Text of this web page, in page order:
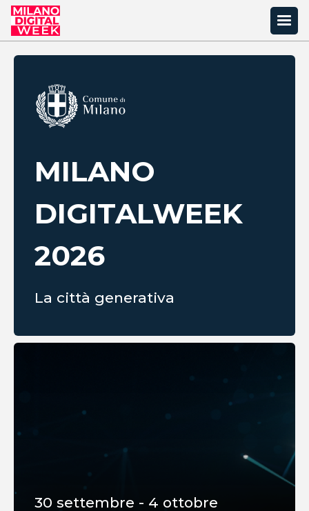
MILANO
DIGITALWEEK
2026
La città generativa
30 settembre - 4 ottobre